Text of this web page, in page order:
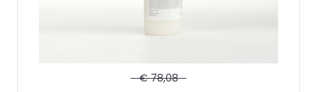
€ 78,08